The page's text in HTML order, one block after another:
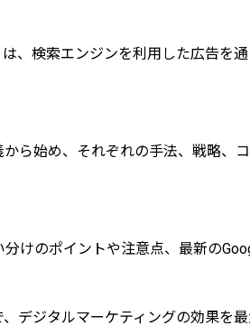
、検索エンジンを利用した広告を
ら始め、それぞれの手法、戦略、
けのポイントや注意点、最新の
デジタルマーケティングの効果を